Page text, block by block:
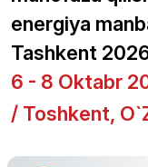
energiya
Tashkent
6 - 8 Oktabr
/ Toshkent,